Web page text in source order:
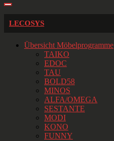
LECOSYS
Übersicht Möbelprogramme
TAIKO
EDOC
TAU
BOLD58
MINOS
ALFA/OMEGA
SESTANTE
MODI
KONO
FUNNY